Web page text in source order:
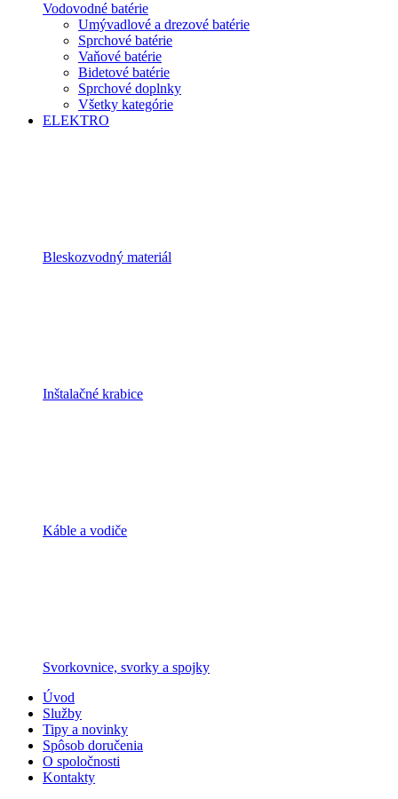
Vodovodné batérie
Umývadlové a drezové batérie
Sprchové batérie
Vaňové batérie
Bidetové batérie
Sprchové doplnky
Všetky kategórie
ELEKTRO
Bleskozvodný materiál
Inštalačné krabice
Káble a vodiče
Svorkovnice, svorky a spojky
Úvod
Služby
Tipy a novinky
Spôsob doručenia
O spoločnosti
Kontakty